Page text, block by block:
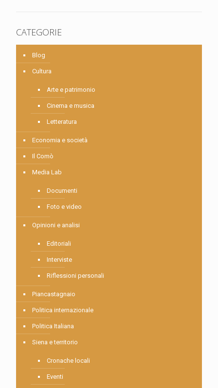
CATEGORIE
Blog
Cultura
Arte e patrimonio
Cinema e musica
Letteratura
Economia e società
Il Comò
Media Lab
Documenti
Foto e video
Opinioni e analisi
Editoriali
Interviste
Riflessioni personali
Piancastagnaio
Politica internazionale
Politica Italiana
Siena e territorio
Cronache locali
Eventi